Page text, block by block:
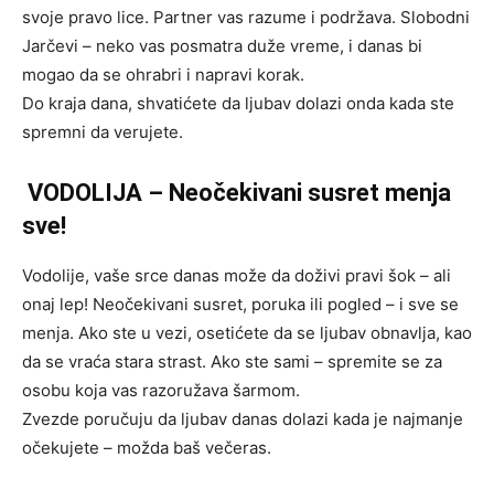
svoje pravo lice. Partner vas razume i podržava. Slobodni
Jarčevi – neko vas posmatra duže vreme, i danas bi
mogao da se ohrabri i napravi korak.
Do kraja dana, shvatićete da ljubav dolazi onda kada ste
spremni da verujete.
VODOLIJA – Neočekivani susret menja
sve!
Vodolije, vaše srce danas može da doživi pravi šok – ali
onaj lep! Neočekivani susret, poruka ili pogled – i sve se
menja. Ako ste u vezi, osetićete da se ljubav obnavlja, kao
da se vraća stara strast. Ako ste sami – spremite se za
osobu koja vas razoružava šarmom.
Zvezde poručuju da ljubav danas dolazi kada je najmanje
očekujete – možda baš večeras.